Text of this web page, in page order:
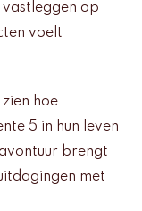
vastleggen op
voelt
hoe
5 in hun leven
brengt
met